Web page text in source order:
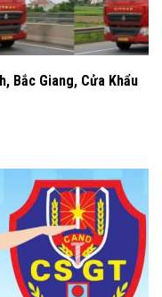
Bắc Giang, Cửa Khẩu